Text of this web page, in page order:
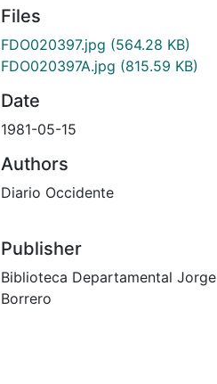
Files
FDO020397.jpg (564.28 KB)
FDO020397A.jpg (815.59 KB)
Date
1981-05-15
Authors
Diario Occidente
Publisher
Biblioteca Departamental
Borrero